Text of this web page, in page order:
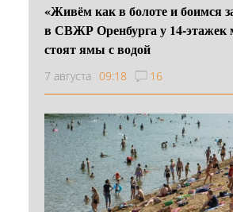
«Живём как в болоте и боимся
в СВЖР Оренбурга у 14-этажек
стоят ямы с водой
7 августа 09:18 16